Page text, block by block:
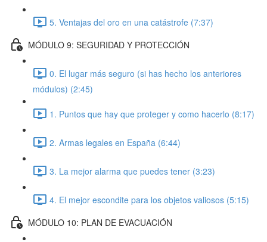
5. Ventajas del oro en una catástrofe (7:37)
MÓDULO 9: SEGURIDAD Y PROTECCIÓN
0. El lugar más seguro (si has hecho los anteriores
módulos) (2:45)
1. Puntos que hay que proteger y como hacerlo (8:17)
2. Armas legales en España (6:44)
3. La mejor alarma que puedes tener (3:23)
4. El mejor escondite para los objetos valiosos (5:15)
MÓDULO 10: PLAN DE EVACUACIÓN